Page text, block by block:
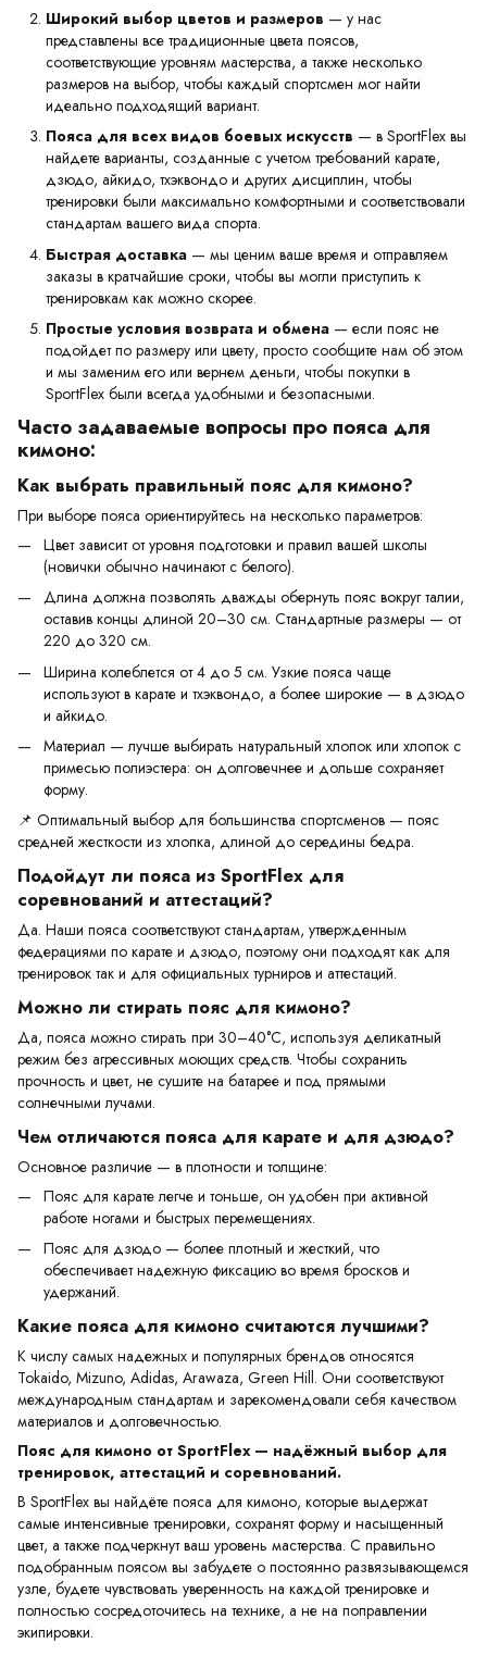
Широкий выбор цветов и размеров — у нас
представлены все традиционные цвета поясов,
соответствующие уровням мастерства, а также несколько
размеров на выбор, чтобы каждый спортсмен мог найти
идеально подходящий вариант.
Пояса для всех видов боевых искусств — в SportFlex вы
найдете варианты, созданные с учетом требований карате,
дзюдо, айкидо, тхэквондо и других дисциплин, чтобы
тренировки были максимально комфортными и соответствовали
стандартам вашего вида спорта.
Быстрая доставка — мы ценим ваше время и отправляем
заказы в кратчайшие сроки, чтобы вы могли приступить к
тренировкам как можно скорее.
Простые условия возврата и обмена — если пояс не
подойдет по размеру или цвету, просто сообщите нам об этом
и мы заменим его или вернем деньги, чтобы покупки в
SportFlex были всегда удобными и безопасными.
Часто задаваемые вопросы про пояса для
кимоно:
Как выбрать правильный пояс для кимоно?
При выборе пояса ориентируйтесь на несколько параметров:
Цвет зависит от уровня подготовки и правил вашей школы
(новички обычно начинают с белого).
Длина должна позволять дважды обернуть пояс вокруг талии,
оставив концы длиной 20–30 см. Стандартные размеры — от
220 до 320 см.
Ширина колеблется от 4 до 5 см. Узкие пояса чаще
используют в карате и тхэквондо, а более широкие — в дзюдо
и айкидо.
Материал — лучше выбирать натуральный хлопок или хлопок с
примесью полиэстера: он долговечнее и дольше сохраняет
форму.
📌 Оптимальный выбор для большинства спортсменов — пояс
средней жесткости из хлопка, длиной до середины бедра.
Подойдут ли пояса из SportFlex для
соревнований и аттестаций?
Да. Наши пояса соответствуют стандартам, утвержденным
федерациями по карате и дзюдо, поэтому они подходят как для
тренировок так и для официальных турниров и аттестаций.
Можно ли стирать пояс для кимоно?
Да, пояса можно стирать при 30–40°C, используя деликатный
режим без агрессивных моющих средств. Чтобы сохранить
прочность и цвет, не сушите на батарее и под прямыми
солнечными лучами.
Чем отличаются пояса для карате и для дзюдо?
Основное различие — в плотности и толщине:
Пояс для карате легче и тоньше, он удобен при активной
работе ногами и быстрых перемещениях.
Пояс для дзюдо — более плотный и жесткий, что
обеспечивает надежную фиксацию во время бросков и
удержаний.
Какие пояса для кимоно считаются лучшими?
К числу самых надежных и популярных брендов относятся
Tokaido, Mizuno, Adidas, Arawaza, Green Hill. Они соответствуют
международным стандартам и зарекомендовали себя качеством
материалов и долговечностью.
Пояс для кимоно от SportFlex — надёжный выбор для
тренировок, аттестаций и соревнований.
В SportFlex вы найдёте пояса для кимоно, которые выдержат
самые интенсивные тренировки, сохранят форму и насыщенный
цвет, а также подчеркнут ваш уровень мастерства. С правильно
подобранным поясом вы забудете о постоянно развязывающемся
узле, будете чувствовать уверенность на каждой тренировке и
полностью сосредоточитесь на технике, а не на поправлении
экипировки.